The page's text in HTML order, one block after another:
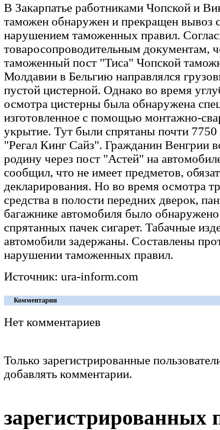
В Закарпатье работниками Чопской и
таможен обнаружен и прекращен вывоз
нарушением таможенных правил.
товаросопроводительным документам,
таможенный пост "Тиса" Чопской
Молдавии в Бельгию направлялся
пустой цистерной. Однако во время
осмотра цистерны была обнаружена
изготовленное с помощью монтажно-
укрытие. Тут были спрятаны почти 7750
"Регал Кинг Сайз". Гражданин Венгрии
родину через пост "Астей" на
сообщил, что не имеет предметов,
декларирования. Но во время осмотра
средства в полости передних дверок,
багажнике автомобиля было
спрятанных пачек сигарет. Табачные
автомобили задержаны. Составлены
нарушении таможенных правил.
Источник: ura-inform.com
Комментарии
Нет комментариев
Только зарегистрированные
добавлять комментарии.
зарегистрированных